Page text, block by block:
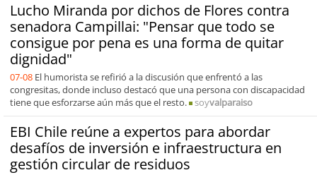
Lucho Miranda por dichos de Flores contra
senadora Campillai: "Pensar que todo se
consigue por pena es una forma de quitar
dignidad"
07-08 El humorista se refirió a la discusión que enfrentó a las
congresitas, donde incluso destacó que una persona con discapacidad
tiene que esforzarse aún más que el resto.
soyvalparaiso
EBI Chile reúne a expertos para abordar
desafíos de inversión e infraestructura en
gestión circular de residuos